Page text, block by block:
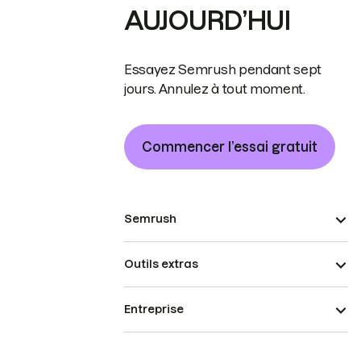
AUJOURD’HUI
Essayez Semrush pendant sept
jours. Annulez à tout moment.
Commencer l’essai gratuit
Semrush
Outils extras
Entreprise